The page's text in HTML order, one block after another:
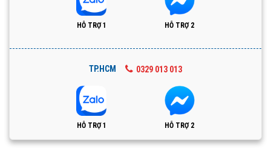
HỖ TRỢ 1 HỖ TRỢ 2
TP.HCM 0329 013 013
HỖ TRỢ 1 HỖ TRỢ 2